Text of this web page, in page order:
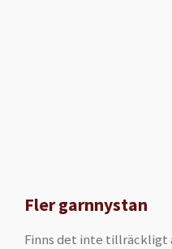
Fler garnnystan
Finns det inte tillräckligt